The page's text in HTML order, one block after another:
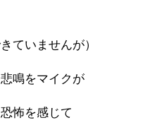
ていませんが）
鳴をマイクが
怖を感じて